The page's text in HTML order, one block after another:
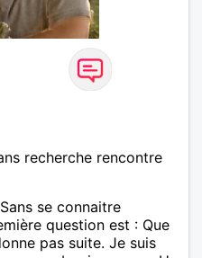
recherche rencontre
se connaitre
question est : Que
pas suite. Je suis